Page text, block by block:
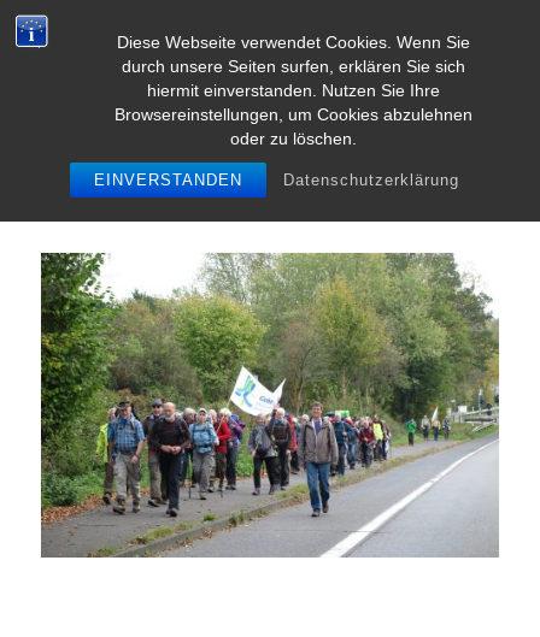
Diese Webseite verwendet Cookies. Wenn Sie
durch unsere Seiten surfen, erklären Sie sich
hiermit einverstanden. Nutzen Sie Ihre
Browsereinstellungen, um Cookies abzulehnen
oder zu löschen.
EINVERSTANDEN Datenschutzerklärung
Pielgrzymka dla klimatu
MENU
Pielgrzymka 2018